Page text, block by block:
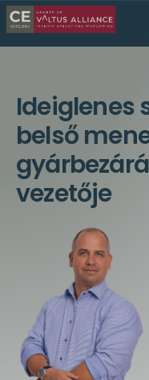
Ideiglenes
belső
vezetője